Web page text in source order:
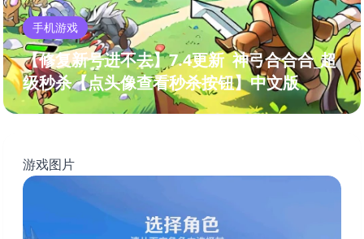
新版游戏站 永久地址
手机游戏
【修复新号进不去】7.4更新 神弓合合合_超
级秒杀【点头像查看秒杀按钮】中文版
游戏图片